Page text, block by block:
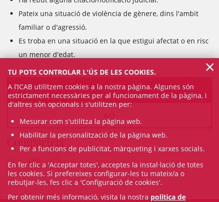
Pateix una situació de violència de gènere, dins l'ambit
familiar o d'agressió.
Es troba en una situació en la que estigui afectat o en risc
un menor d'edat.
SI
Comparteix
TU POTS CONTROLAR L'ÚS DE LES COOKIES.
A l’ICAB utilitzem cookies a la nostra pàgina. Algunes són
estrictament necessàries per al funcionament de la pàgina, i
d'altres són opcionals i s'utilitzen per:
Mesurar com s'utilitza la pàgina web.
Habilitar la personalització de la pàgina web.
Per a funcions de publicitat, màrqueting i xarxes socials.
En fer clic a 'Acceptar totes', acceptes la instal·lació de totes
les cookies. Si prefereixes configurar-les tu mateix/a o
rebutjar-les, fes clic a 'Configuració de cookies'.
Per obtenir més informació, visita la nostra política de
×